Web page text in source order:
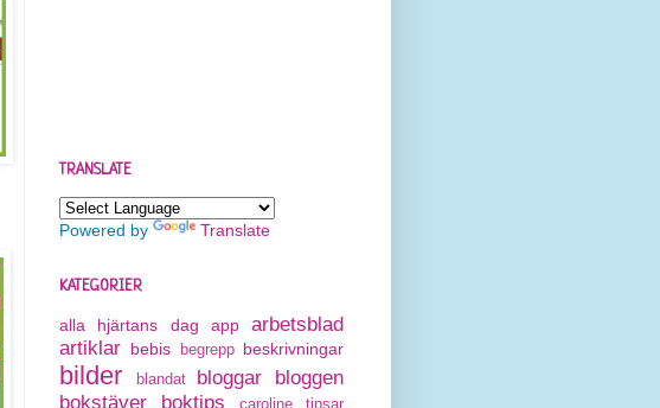
TRANSLATE
Powered by Translate
KATEGORIER
alla hjärtans dag app
arbetsblad
artiklar bebis begrepp beskrivningar
bilder blandat bloggar
bloggen
bokstäver
boktips caroline tipsar